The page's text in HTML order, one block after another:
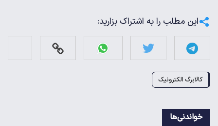
این مطلب را به اشتراک بزارید:
کالابرگ الکترونیک
خواندنی‌ها